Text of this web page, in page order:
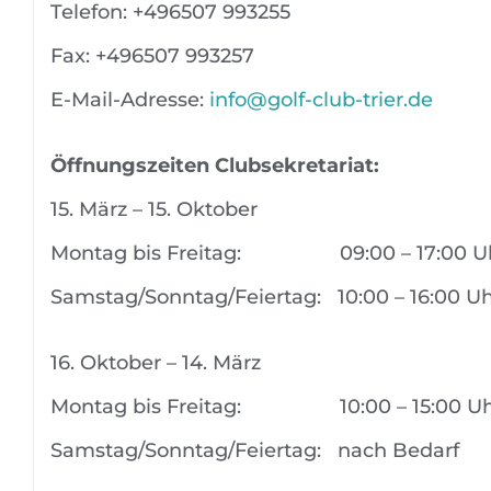
Telefon: +496507 993255
Fax: +496507 993257
E-Mail-Adresse: info@golf-club-trier.de
Öffnungszeiten Clubsekretariat:
15. März – 15. Oktober
Montag bis Freitag: 09:00 – 17:00
Samstag/Sonntag/Feiertag: 10:00 – 16:00
16. Oktober – 14. März
Montag bis Freitag: 10:00 – 15:00
Samstag/Sonntag/Feiertag: nach Bedarf